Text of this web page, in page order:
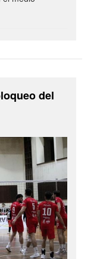
del